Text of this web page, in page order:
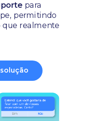
para
permitindo
que realmente